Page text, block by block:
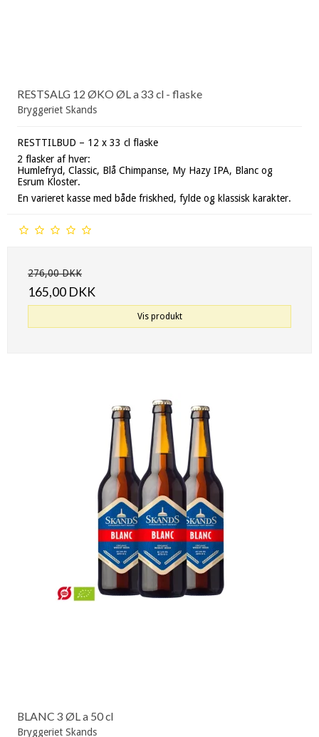
RESTSALG 12 ØKO ØL a 33 cl - flaske
Bryggeriet Skands
RESTTILBUD – 12 x 33 cl flaske
2 flasker af hver:
Humlefryd, Classic, Blå Chimpanse, My Hazy IPA, Blanc og
Esrum Kloster.
En varieret kasse med både friskhed, fylde og klassisk karakter.
276,00 DKK
165,00 DKK
Vis produkt
BLANC 3 ØL a 50 cl
Bryggeriet Skands